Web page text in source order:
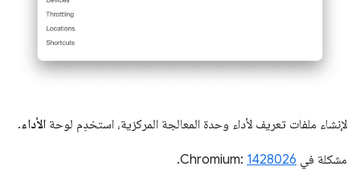
لإنشاء ملفات تعريف لأداء وحدة المعالجة المركزية، استخدِم لوحة الأداء.
مشكلة في Chromium: 1428026
.